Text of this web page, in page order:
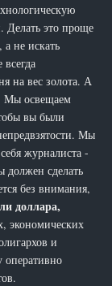
Делать это проще
не искать
на вес золота. А
Мы освещаем
вы были
Мы
журналиста -
должен сделать
без внимания,
доллара,
экономических
и
оперативно